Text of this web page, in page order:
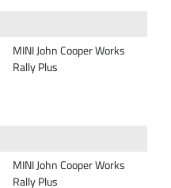
MINI John Cooper Works
Rally Plus
MINI John Cooper Works
Rally Plus